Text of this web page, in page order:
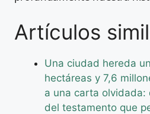
Artículos
Una ciudad hereda
hectáreas y 7,6
a una carta olvidada:
del testamento que